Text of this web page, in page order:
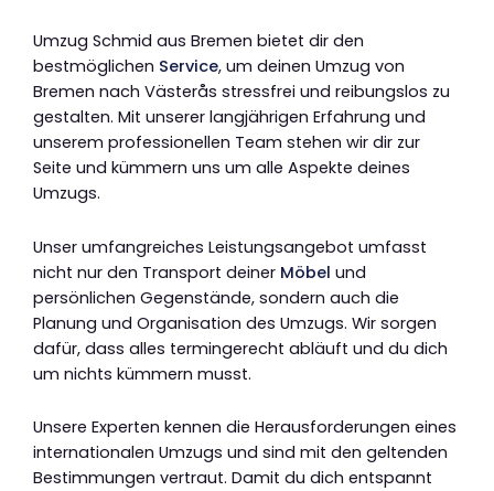
Umzug Schmid aus Bremen bietet dir den
bestmöglichen Service, um deinen Umzug von
Bremen nach Västerås stressfrei und reibungslos zu
gestalten. Mit unserer langjährigen Erfahrung und
unserem professionellen Team stehen wir dir zur
Seite und kümmern uns um alle Aspekte deines
Umzugs.
Unser umfangreiches Leistungsangebot umfasst
nicht nur den Transport deiner Möbel und
persönlichen Gegenstände, sondern auch die
Planung und Organisation des Umzugs. Wir sorgen
dafür, dass alles termingerecht abläuft und du dich
um nichts kümmern musst.
Unsere Experten kennen die Herausforderungen eines
internationalen Umzugs und sind mit den geltenden
Bestimmungen vertraut. Damit du dich entspannt